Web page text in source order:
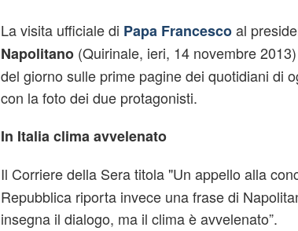
La visita ufficiale di Papa Francescoal
Napolitano(Quirinale, ieri, 14 novembre
del giorno sulle prime pagine dei quotidiani di
con la foto dei due protagonisti.
In Italia clima avvelenato
Il Corriere della Sera titola "Un appello alla
Repubblica riporta invece una frase di
insegna il dialogo, ma il clima è avvelenato”.